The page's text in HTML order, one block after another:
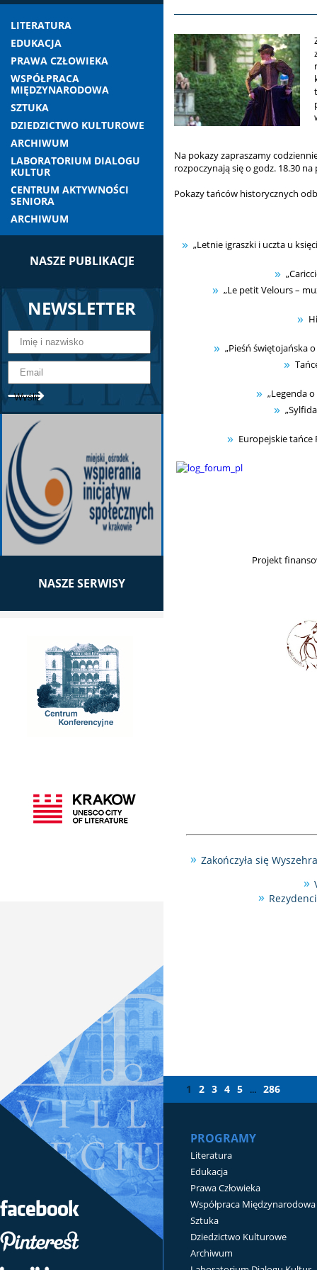
LITERATURA
EDUKACJA
PRAWA CZŁOWIEKA
WSPÓŁPRACA
MIĘDZYNARODOWA
SZTUKA
DZIEDZICTWO KULTUROWE
ARCHIWUM
LABORATORIUM DIALOGU
KULTUR
CENTRUM AKTYWNOŚCI
SENIORA
ARCHIWUM
NASZE PUBLIKACJE
NEWSLETTER
NASZE SERWISY
Na pokazy zapraszamy
rozpoczynają się o godz. 18.30
Pokazy tańców historycznych
„Letnie igraszki i uczta u
„Le petit Velours –
„Pieśń świętojańska
„Legenda
Europejskie tańce
Projekt
Zakończyła się
1 2 3 4 5 ... 286
PROGRAMY
Literatura
Edukacja
Prawa Człowieka
Współpraca Międzynarodowa
Sztuka
Dziedzictwo Kulturowe
Archiwum